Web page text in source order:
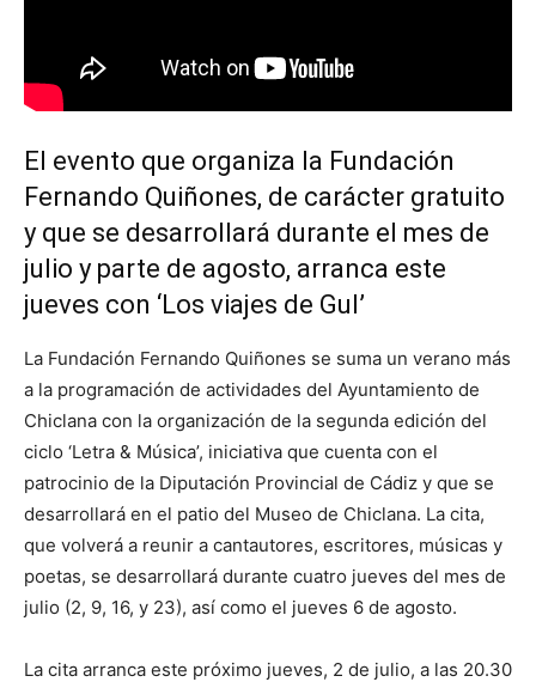
El evento que organiza la Fundación
Fernando Quiñones, de carácter gratuito
y que se desarrollará durante el mes de
julio y parte de agosto, arranca este
jueves con ‘Los viajes de Gul’
La Fundación Fernando Quiñones se suma un verano más
a la programación de actividades del Ayuntamiento de
Chiclana con la organización de la segunda edición del
ciclo ‘Letra & Música’, iniciativa que cuenta con el
patrocinio de la Diputación Provincial de Cádiz y que se
desarrollará en el patio del Museo de Chiclana. La cita,
que volverá a reunir a cantautores, escritores, músicas y
poetas, se desarrollará durante cuatro jueves del mes de
julio (2, 9, 16, y 23), así como el jueves 6 de agosto.
La cita arranca este próximo jueves, 2 de julio, a las 20.30